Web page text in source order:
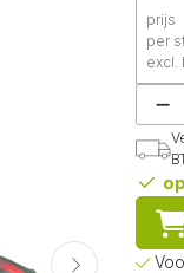
prijs
per
excl.